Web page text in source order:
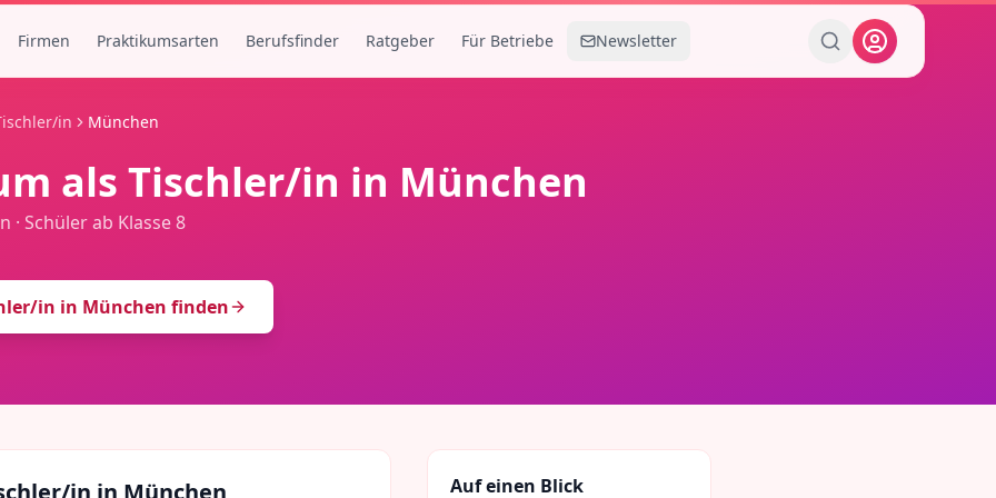
Firmen Praktikumsarten Berufsfinder Ratgeber Für Betriebe Newsletter
in München
als Tischler/in in München
· Schüler ab Klasse 8
in in München finden
in in München Auf einen Blick